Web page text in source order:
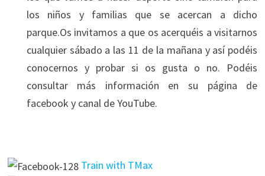
los niños y familias que se acercan a dicho
parque.Os invitamos a que os acerquéis a visitarnos
cualquier sábado a las 11 de la mañana y así podéis
conocernos y probar si os gusta o no. Podéis
consultar más información en su página de
facebook y canal de YouTube.
Train with TMax